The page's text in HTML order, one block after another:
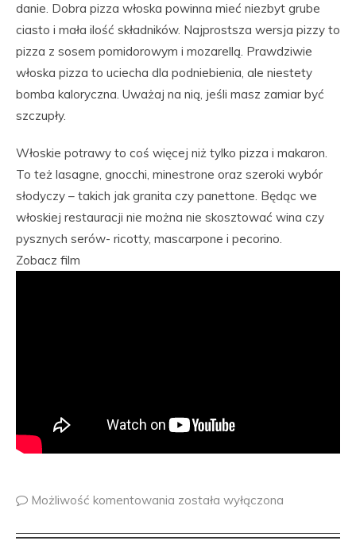
danie. Dobra pizza włoska powinna mieć niezbyt grube
ciasto i mała ilość składników. Najprostsza wersja pizzy to
pizza z sosem pomidorowym i mozarellą. Prawdziwie
włoska pizza to uciecha dla podniebienia, ale niestety
bomba kaloryczna. Uważaj na nią, jeśli masz zamiar być
szczupły.
Włoskie potrawy to coś więcej niż tylko pizza i makaron.
To też lasagne, gnocchi, minestrone oraz szeroki wybór
słodyczy – takich jak granita czy panettone. Będąc we
włoskiej restauracji nie można nie skosztować wina czy
pysznych serów- ricotty, mascarpone i pecorino.
Zobacz film
Możliwość komentowania została wyłączona